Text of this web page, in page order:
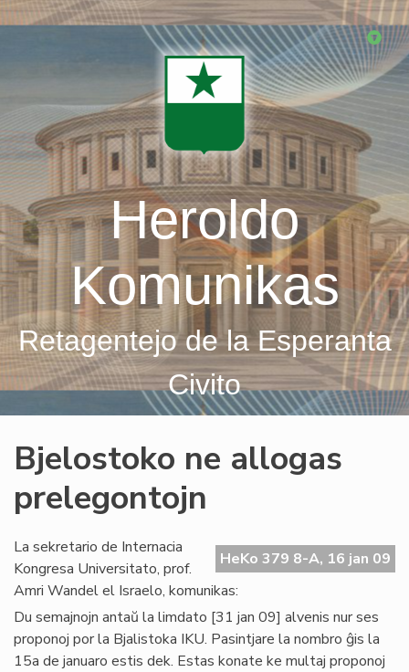
Skip
Heroldo
Komunikas
Retagentejo de la Esperanta
Civito
Bjelostoko ne allogas
prelegontojn
HeKo 379 8-A, 16 jan 09
La sekretario de Internacia
Kongresa Universitato, prof.
Amri Wandel el Israelo, komunikas:
Du semajnojn antaŭ la limdato [31 jan 09] alvenis nur ses
proponoj por la Bjalistoka IKU. Pasintjare la nombro ĝis la
15a de januaro estis dek. Estas konate ke multaj proponoj